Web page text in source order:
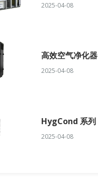
2025-04-08
高效空气净化器
2025-04-08
HygCond 系列
2025-04-08